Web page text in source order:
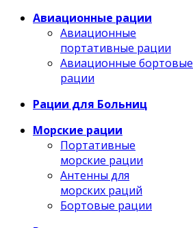
Авиационные рации
Авиационные
портативные рации
Авиационные бортовые
рации
Рации для Больниц
Морские рации
Портативные
морские рации
Антенны для
морских раций
Бортовые рации